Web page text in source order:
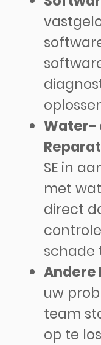
Water-
SE in
met
direct
schade
Andere
uw
team
op te